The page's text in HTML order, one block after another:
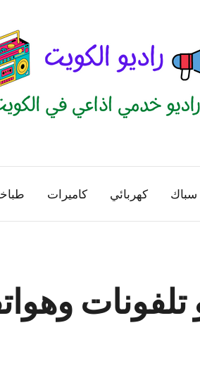
الكويت
منصة
اذاعية
سباك كهربائي كاميرات
تلفونات